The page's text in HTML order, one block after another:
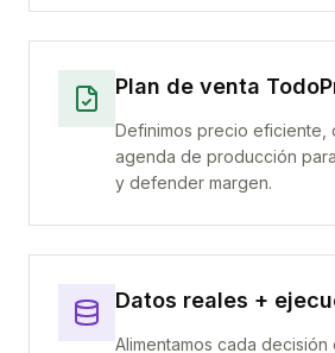
Plan de venta
Definimos precio eficiente,
agenda de producción
y defender margen.
Datos reales +
Alimentamos cada